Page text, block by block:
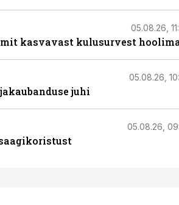
05.08.26,
kasvavast kulusurvest
05.08.26,
juhi
05.08.26,